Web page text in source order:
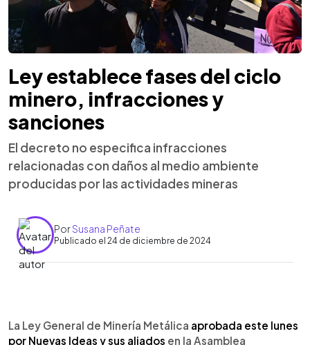
Ley establece fases del ciclo
minero, infracciones y
sanciones
El decreto no especifica infracciones
relacionadas con daños al medio ambiente
producidas por las actividades mineras
PorSusana Peñate
Publicado el 24 de diciembre de 2024
► Escuchar artículo
La Ley General de Minería Metálica aprobada este lunes
por Nuevas Ideas y sus aliados en la Asamblea